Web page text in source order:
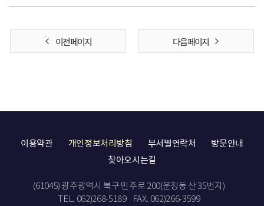
이전 페이지 다음 페이지
이용약관 개인정보처리방침 부서별연락처
방문안내
찾아오시는길
(61045) 광주광역시 북구 민주로 200(운정동 산 35번지)
TEL. 062)268-5189
FAX. 062)266-3599